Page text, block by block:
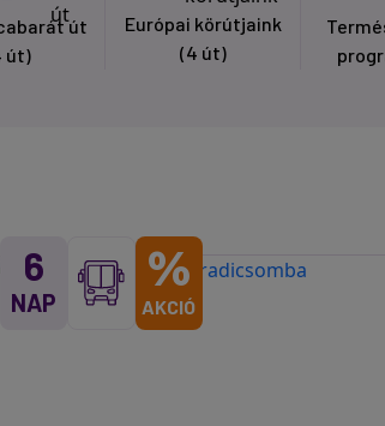
út
út)
Európai körútjaink
(4 út)
6
NAP
%
AKCIÓ